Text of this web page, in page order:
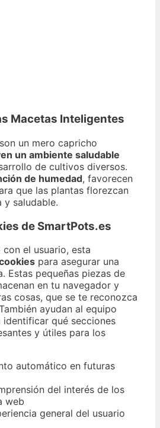
Macetas Inteligentes
un mero capricho
un ambiente saludable
de cultivos diversos.
de humedad, favorecen
que las plantas florezcan
y saludable.
de SmartPots.es
el usuario, esta
para asegurar una
Estas pequeñas piezas de
en tu navegador y
cosas, que se te reconozca
ayudan al equipo
qué secciones
y útiles para los
automático en futuras
del interés de los
web
general del usuario